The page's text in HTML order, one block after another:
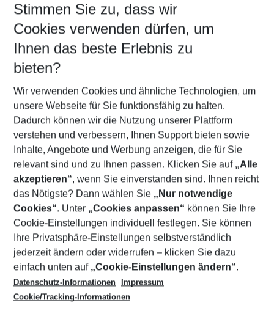
Abflughafen wählen
Beliebiger Abflughafen
Reisezeitraum wählen
09.08.26– 07.08.27 5-8 Nächte
2 Erwachsene Keine Kinder
Mehr Filter anzeigen
Footer
Footer navigation
Über uns
AGB
Cookie-Einstellungen ändern
Cookie-Richtlinie
Datenschutz
Service & Hilfe
Barrierefreies Reisen
Check-in
Folgen Sie uns
Stimmen Sie zu, dass wir
Cookies verwenden dürfen, um
Ihnen das beste Erlebnis zu
bieten?
Wir verwenden Cookies und ähnliche Technologien, um
unsere Webseite für Sie funktionsfähig zu halten.
Dadurch können wir die Nutzung unserer Plattform
verstehen und verbessern, Ihnen Support bieten sowie
Inhalte, Angebote und Werbung anzeigen, die für Sie
relevant sind und zu Ihnen passen. Klicken Sie auf „Alle
akzeptieren“, wenn Sie einverstanden sind. Ihnen reicht
das Nötigste? Dann wählen Sie „Nur notwendige
Cookies“. Unter „Cookies anpassen“ können Sie Ihre
Cookie-Einstellungen individuell festlegen. Sie können
Ihre Privatsphäre-Einstellungen selbstverständlich
jederzeit ändern oder widerrufen – klicken Sie dazu
einfach unten auf „Cookie-Einstellungen ändern“.
Datenschutz-Informationen
Impressum
Cookie/Tracking-Informationen